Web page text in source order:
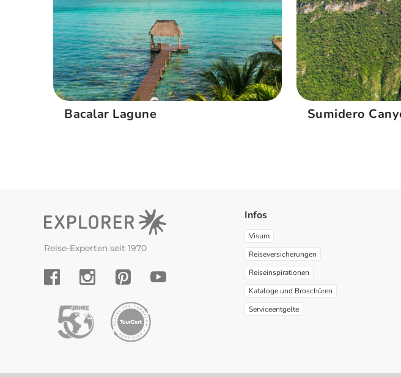
Bacalar Lagune Sumidero
Reise-Experten seit 1970
Infos
Visum
Reiseversicherungen
Reiseinspirationen
Kataloge und Broschüren
Serviceentgelte